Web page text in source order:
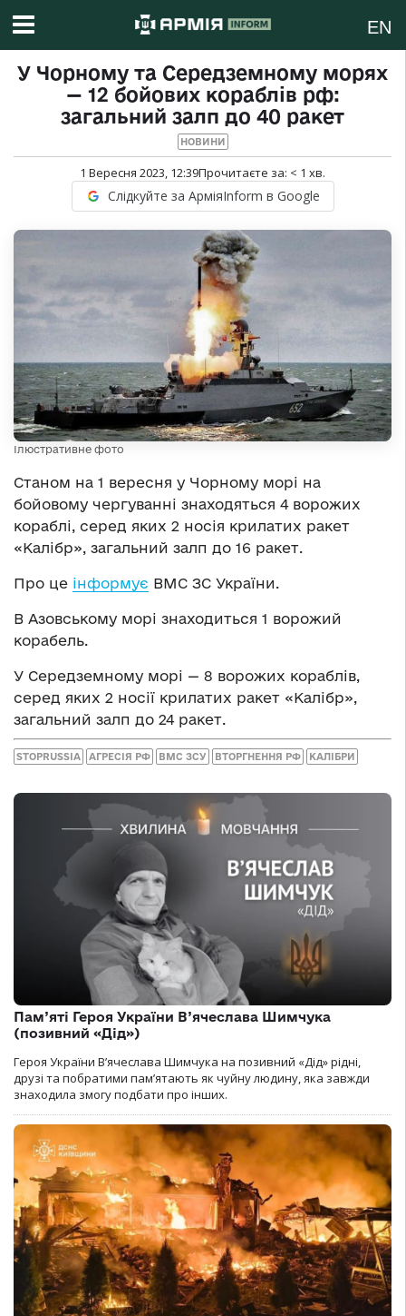
EN
У Чорному та Середземному морях
— 12 бойових кораблів рф:
загальний залп до 40 ракет
НОВИНИ
1 Вересня 2023, 12:39Прочитаєте за: < 1 хв.
Слідкуйте за АрміяInform в Google
Ілюстративне фото
Станом на 1 вересня у Чорному морі на
бойовому чергуванні знаходяться 4 ворожих
кораблі, серед яких 2 носія крилатих ракет
«Калібр», загальний залп до 16 ракет.
Про це інформує ВМС ЗС України.
В Азовському морі знаходиться 1 ворожий
корабель.
У Середземному морі — 8 ворожих кораблів,
серед яких 2 носії крилатих ракет «Калібр»,
загальний залп до 24 ракет.
STOPRUSSIA АГРЕСІЯ РФ ВМС ЗСУ ВТОРГНЕННЯ РФ КАЛІБРИ
Пам’яті Героя України В’ячеслава Шимчука
(позивний «Дід»)
Героя України В’ячеслава Шимчука на позивний «Дід» рідні,
друзі та побратими пам’ятають як чуйну людину, яка завжди
знаходила змогу подбати про інших.